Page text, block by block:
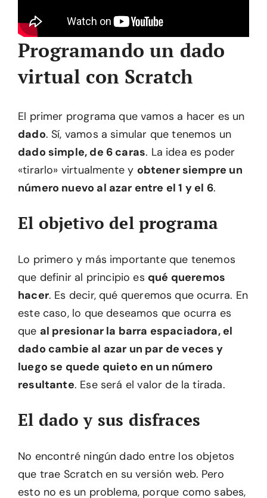
Programando un dado
virtual con Scratch
El primer programa que vamos a hacer es un
dado. Sí, vamos a simular que tenemos un
dado simple, de 6 caras. La idea es poder
«tirarlo» virtualmente y obtener siempre un
número nuevo al azar entre el 1 y el 6.
El objetivo del programa
Lo primero y más importante que tenemos
que definir al principio es qué queremos
hacer. Es decir, qué queremos que ocurra. En
este caso, lo que deseamos que ocurra es
que al presionar la barra espaciadora, el
dado cambie al azar un par de veces y
luego se quede quieto en un número
resultante. Ese será el valor de la tirada.
El dado y sus disfraces
No encontré ningún dado entre los objetos
que trae Scratch en su versión web. Pero
esto no es un problema, porque como sabes,